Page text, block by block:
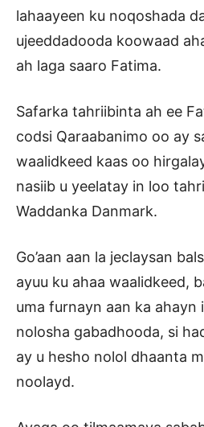
lahaayeen ku noqoshada
ujeeddadooda koowaad
ah laga saaro Fatima.
Safarka tahriibinta ah ee
codsi Qaraabanimo oo ay
waalidkeed kaas oo
nasiib u yeelatay in loo
Waddanka Danmark.
Go’aan aan la jeclaysan
ayuu ku ahaa waalidkeed,
uma furnayn aan ka ahayn
nolosha gabadhooda, si
ay u hesho nolol dhaanta
noolayd.